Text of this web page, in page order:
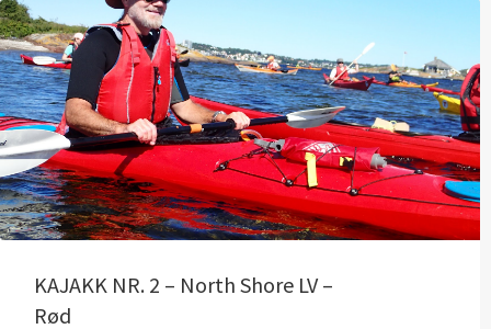
KAJAKK NR. 2 – North Shore LV –
Rød